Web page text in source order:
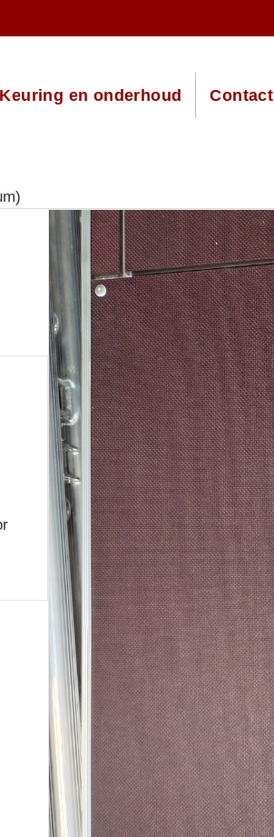
Keuring en onderhoud Contact